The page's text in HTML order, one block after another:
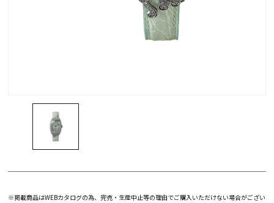
※掲載商品はWEBカタログの為、完売・生産中止等の理由でご購入いただけない場合がござい